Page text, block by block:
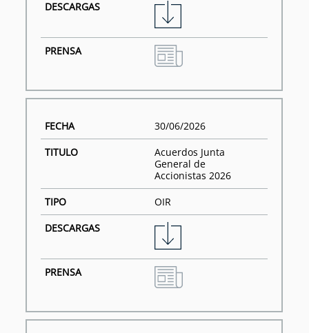
30/06/2026
Acuerdos Junta
General de
Accionistas 2026
OIR